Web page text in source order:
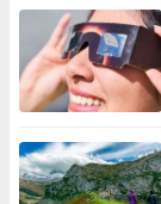
o a través
de
de
de
uso de
con el